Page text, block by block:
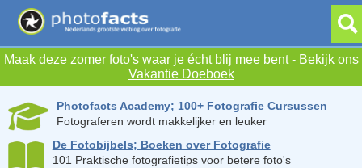
Maak deze zomer foto's waar je écht blij mee bent - Bekijk ons
Vakantie Doeboek
Photofacts Academy; 100+ Fotografie Cursussen
Fotograferen wordt makkelijker en leuker
De Fotobijbels; Boeken over Fotografie
101 Praktische fotografietips voor betere foto's